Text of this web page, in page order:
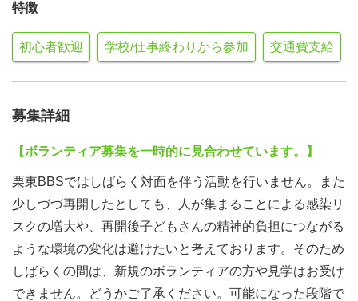
特徴
初心者歓迎 学校/仕事終わりから参加 交通費支給
募集詳細
【ボランティア募集を一時的に見合わせています。】
栗東BBSではしばらく対面を伴う活動を行いません。また
少しづづ再開したとしても、人が集まることによる感染リ
スクの増大や、再開後子どもさんの精神的負担につながる
ような環境の変化は避けたいと考えております。そのため
しばらくの間は、新規のボランティアの方や見学はお受け
できません。どうかご了承ください。可能になった段階で